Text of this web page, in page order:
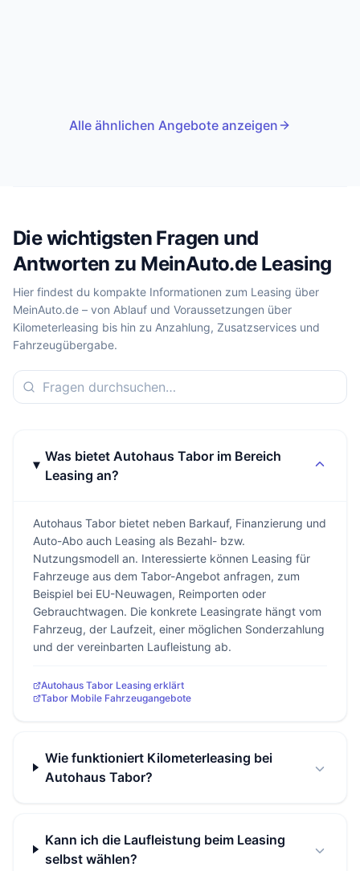
Alle ähnlichen Angebote anzeigen
Die wichtigsten Fragen und
Antworten zu MeinAuto.de Leasing
Hier findest du kompakte Informationen zum Leasing über
MeinAuto.de – von Ablauf und Voraussetzungen über
Kilometerleasing bis hin zu Anzahlung, Zusatzservices und
Fahrzeugübergabe.
Was bietet Autohaus Tabor im Bereich
Leasing an?
Autohaus Tabor bietet neben Barkauf, Finanzierung und
Auto-Abo auch Leasing als Bezahl- bzw.
Nutzungsmodell an. Interessierte können Leasing für
Fahrzeuge aus dem Tabor-Angebot anfragen, zum
Beispiel bei EU-Neuwagen, Reimporten oder
Gebrauchtwagen. Die konkrete Leasingrate hängt vom
Fahrzeug, der Laufzeit, einer möglichen Sonderzahlung
und der vereinbarten Laufleistung ab.
Autohaus Tabor Leasing erklärt
Tabor Mobile Fahrzeugangebote
Wie funktioniert Kilometerleasing bei
Autohaus Tabor?
Kann ich die Laufleistung beim Leasing
selbst wählen?